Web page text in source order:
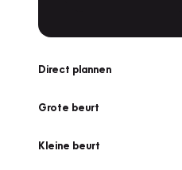
Direct plannen
Grote beurt
Kleine beurt